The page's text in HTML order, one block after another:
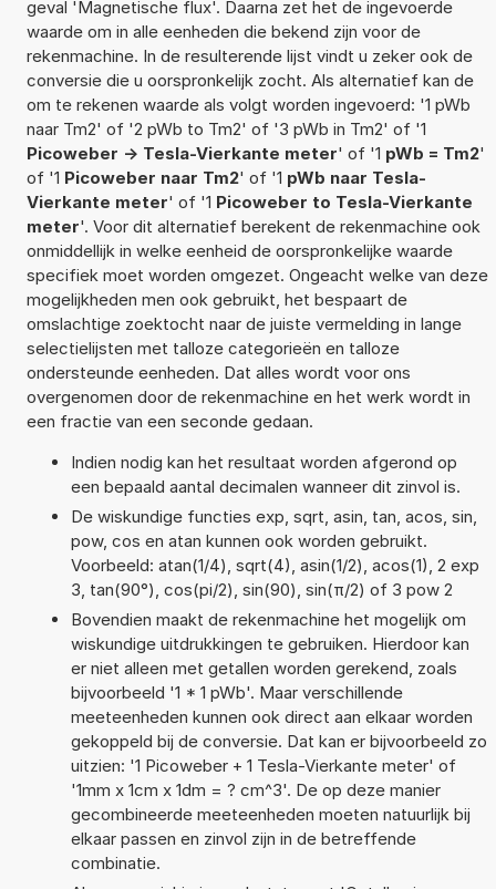
geval 'Magnetische flux'. Daarna zet het de ingevoerde
waarde om in alle eenheden die bekend zijn voor de
rekenmachine. In de resulterende lijst vindt u zeker ook de
conversie die u oorspronkelijk zocht. Als alternatief kan de
om te rekenen waarde als volgt worden ingevoerd: '1 pWb
naar Tm2' of '2 pWb to Tm2' of '3 pWb in Tm2' of '1
Picoweber -> Tesla-Vierkante meter' of '1 pWb = Tm2'
of '1 Picoweber naar Tm2' of '1 pWb naar Tesla-
Vierkante meter' of '1 Picoweber to Tesla-Vierkante
meter'. Voor dit alternatief berekent de rekenmachine ook
onmiddellijk in welke eenheid de oorspronkelijke waarde
specifiek moet worden omgezet. Ongeacht welke van deze
mogelijkheden men ook gebruikt, het bespaart de
omslachtige zoektocht naar de juiste vermelding in lange
selectielijsten met talloze categorieën en talloze
ondersteunde eenheden. Dat alles wordt voor ons
overgenomen door de rekenmachine en het werk wordt in
een fractie van een seconde gedaan.
Indien nodig kan het resultaat worden afgerond op
een bepaald aantal decimalen wanneer dit zinvol is.
De wiskundige functies exp, sqrt, asin, tan, acos, sin,
pow, cos en atan kunnen ook worden gebruikt.
Voorbeeld: atan(1/4), sqrt(4), asin(1/2), acos(1), 2 exp
3, tan(90°), cos(pi/2), sin(90), sin(π/2) of 3 pow 2
Bovendien maakt de rekenmachine het mogelijk om
wiskundige uitdrukkingen te gebruiken. Hierdoor kan
er niet alleen met getallen worden gerekend, zoals
bijvoorbeeld '1 * 1 pWb'. Maar verschillende
meeteenheden kunnen ook direct aan elkaar worden
gekoppeld bij de conversie. Dat kan er bijvoorbeeld zo
uitzien: '1 Picoweber + 1 Tesla-Vierkante meter' of
'1mm x 1cm x 1dm = ? cm^3'. De op deze manier
gecombineerde meeteenheden moeten natuurlijk bij
elkaar passen en zinvol zijn in de betreffende
combinatie.